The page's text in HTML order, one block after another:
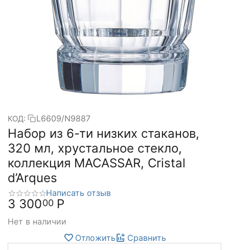
КОД: L6609/N9887
Набор из 6-ти низких стаканов,
320 мл, хрустальное стекло,
коллекция MACASSAR, Cristal
d’Arques
Написать отзыв
3 30000 Р
Нет в наличии
Отложить
Сравнить